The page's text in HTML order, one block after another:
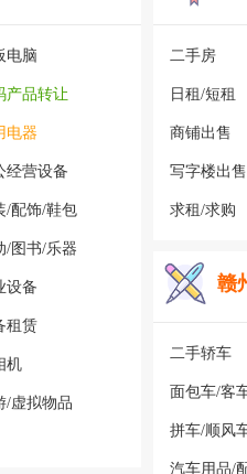
电脑
产品转让
电器
经营设备
/配饰/鞋包
/图书/乐器
设备
租赁
机
/虚拟物品
二手房
日租/短租
商铺出售
写字楼出售
求租/求购
赣
二手轿车
面包车/客
拼车/顺风
汽车用品/